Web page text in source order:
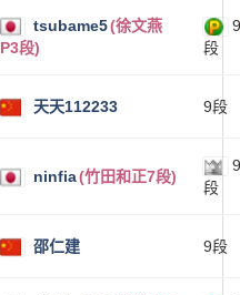
tsubame5(徐文燕
P3段)
9
段
天天112233 9段
ninfia(竹田和正7段)
9
段
邵仁建 9段